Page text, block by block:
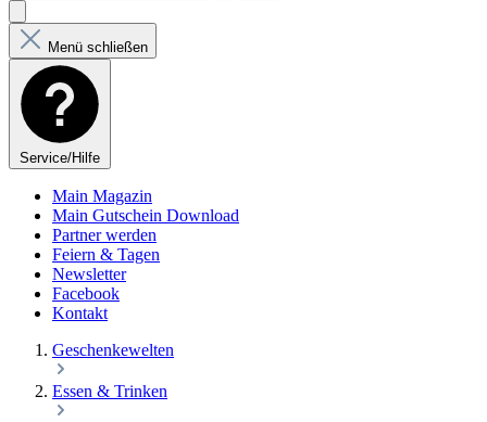
Menü schließen
Service/Hilfe
Main Magazin
Main Gutschein Download
Partner werden
Feiern & Tagen
Newsletter
Facebook
Kontakt
Geschenkewelten
Essen & Trinken